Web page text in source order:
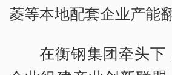
菱等本地配套企业产能
在衡钢集团牵头下